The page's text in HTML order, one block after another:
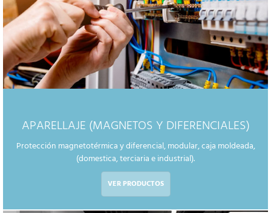
APARELLAJE (MAGNETOS Y DIFERENCIALES)
Protección magnetotérmica y diferencial, modular, caja moldeada,
(domestica, terciaria e industrial).
VER PRODUCTOS